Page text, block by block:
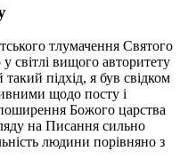
тлумачення Святого
світлі вищого авторитету
підхід, я був свідком
щодо посту і
Божого царства
на Писання сильно
людини порівняно з